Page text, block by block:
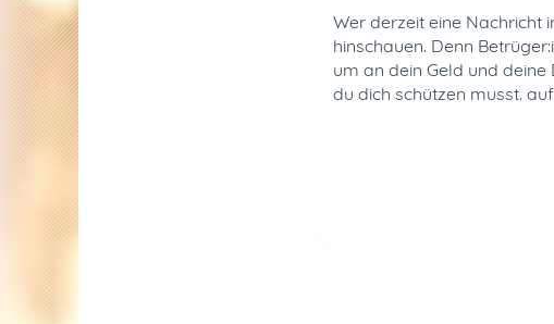
Wer derzeit eine Nachricht
hinschauen. Denn
um an dein Geld und
du dich schützen musst.